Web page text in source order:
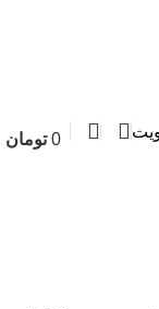
0 تومان